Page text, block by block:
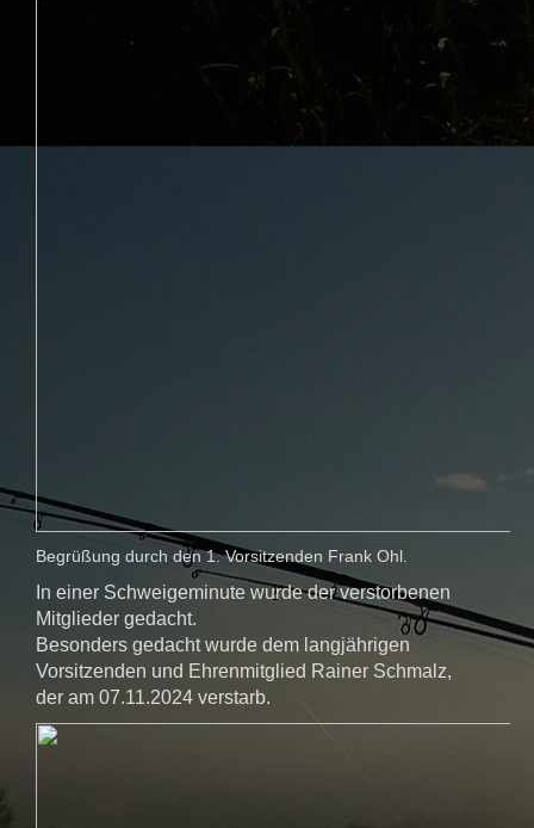
Begrüßung durch den 1. Vorsitzenden Frank Ohl.
In einer Schweigeminute wurde der verstorbenen
Mitglieder gedacht.
Besonders gedacht wurde dem langjährigen
Vorsitzenden und Ehrenmitglied Rainer Schmalz,
der am 07.11.2024 verstarb.